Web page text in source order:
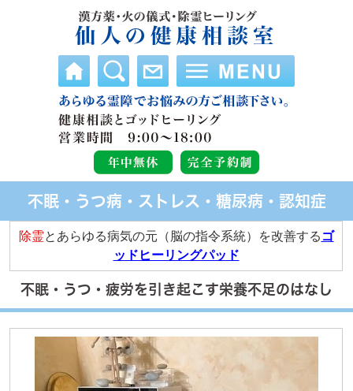
不眠・うつ病・ストレス・糖尿病・認知症
除霊とあらゆる病気の元（脳の指令系統）を改善する ゴ
ッドヒーリングパッド
不眠・うつ・疲労を引き起こす栄養不足のはなし